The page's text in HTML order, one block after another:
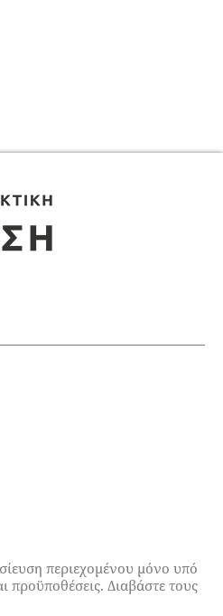
περιεχομένου μόνο υπό
προϋποθέσεις. Διαβάστε τους